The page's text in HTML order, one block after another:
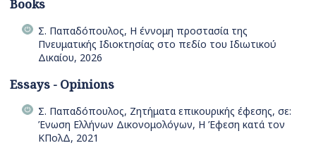
Books
Σ. Παπαδόπουλος, Η έννομη προστασία της
Πνευματικής Ιδιοκτησίας στο πεδίο του Ιδιωτικού
Δικαίου, 2026
Essays - Opinions
Σ. Παπαδόπουλος, Ζητήματα επικουρικής έφεσης, σε:
Ένωση Ελλήνων Δικονομολόγων, Η Έφεση κατά τον
ΚΠολΔ, 2021